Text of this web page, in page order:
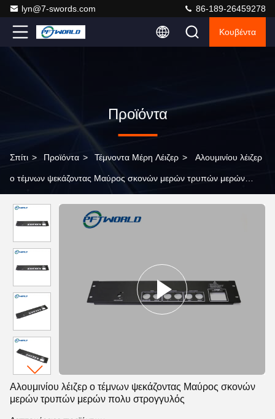
lyn@7-swords.com 86-189-26459278
Κουβέντα
Προϊόντα
Σπίτι > Προϊόντα > Τέμνοντα Μέρη Λέιζερ > Αλουμινίου λέιζερ
ο τέμνων ψεκάζοντας Μαύρος σκονών μερών τρυπών μερών
Αλουμινίου λέιζερ ο τέμνων ψεκάζοντας Μαύρος σκονών
μερών τρυπών μερών πολυ στρογγυλός